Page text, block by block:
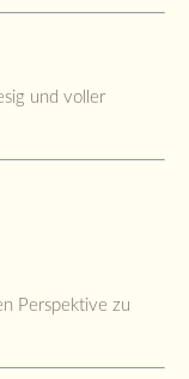
und voller
Perspektive zu